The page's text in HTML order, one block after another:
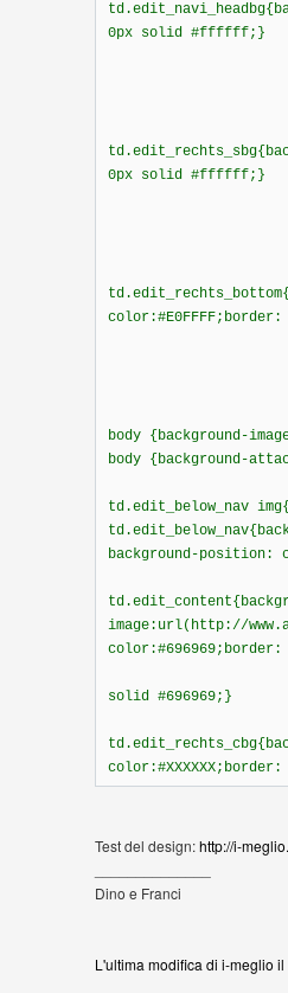
0px solid #ffffff;}
0px solid #ffffff;}
body {background-
body {background-
td.edit_below_nav
background-position:
image:url(http://
color:#696969;border:
solid #696969;}
Test del design:http://i-
Dino e Franci
L'ultima modifica di i-meglio